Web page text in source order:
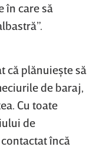
în care să
că plănuieşte să
de baraj,
Cu toate
de
încă